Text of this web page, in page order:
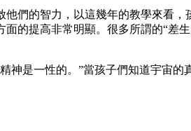
們的智力，以這幾年的教學來看
的提高非常明顯。很多所謂的“差
是一性的。”當孩子們知道宇宙